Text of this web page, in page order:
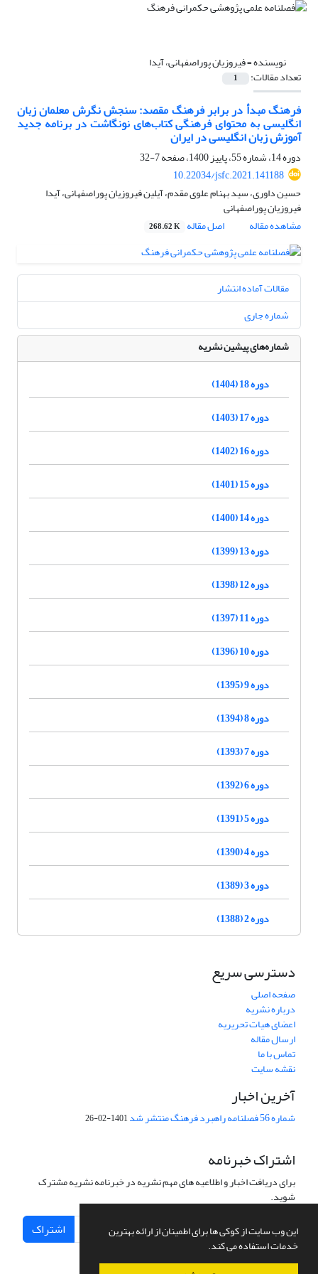
این وب سایت از کوکی ها برای اطمینان از ارائه بهترین
خدمات استفاده می کند.
نویسنده =فیروزیان پوراصفهانی، آیدا
تعداد مقالات: 1
فرهنگ مبدأ در برابر فرهنگ مقصد: سنجش نگرش معلمان زبان
انگلیسی به محتوای فرهنگی کتاب‌های نونگاشت در برنامه جدید
آموزش زبان انگلیسی در ایران
دوره 14، شماره 55، پاییز 1400، صفحه
7-32
10.22034/jsfc.2021.141188
حسین داوری، سید بهنام علوی مقدم، آیلین فیروزیان پوراصفهانی، آیدا
فیروزیان پوراصفهانی
مشاهده مقاله
اصل مقاله 268.62 K
مقالات آماده انتشار
شماره جاری
شماره‌های پیشین نشریه
دوره 18 (1404)
دوره 17 (1403)
دوره 16 (1402)
دوره 15 (1401)
دوره 14 (1400)
دوره 13 (1399)
دوره 12 (1398)
دوره 11 (1397)
دوره 10 (1396)
دوره 9 (1395)
دوره 8 (1394)
دوره 7 (1393)
دوره 6 (1392)
دوره 5 (1391)
دوره 4 (1390)
دوره 3 (1389)
دوره 2 (1388)
دسترسی سریع
صفحه اصلی
درباره نشریه
اعضای هیات تحریریه
ارسال مقاله
تماس با ما
نقشه سایت
آخرین اخبار
شماره 56 فصلنامه راهبرد فرهنگ منتشر شد 1401-02-26
اشتراک خبرنامه
برای دریافت اخبار و اطلاعیه های مهم نشریه در خبرنامه نشریه مشترک
شوید.
اشتراک